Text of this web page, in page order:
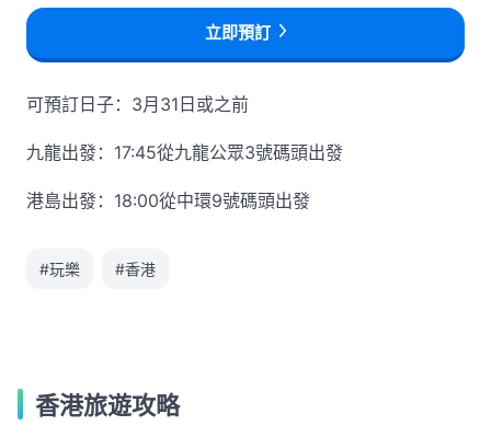
立即預訂
可預訂日子：3月31日或之前
九龍出發：17:45從九龍公眾3號碼頭出發
港島出發：18:00從中環9號碼頭出發
#玩樂 #香港
香港旅遊攻略